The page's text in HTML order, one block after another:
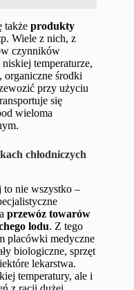
także produkty
Wiele z nich, z
czynników
temperaturze,
środki
przy użyciu
się
wieloma
chłodniczych
to nie wszystko –
przewóz towarów
lodu. Z tego
placówki medyczne
biologiczne, sprzęt
lekarstwa.
temperatury, ale i